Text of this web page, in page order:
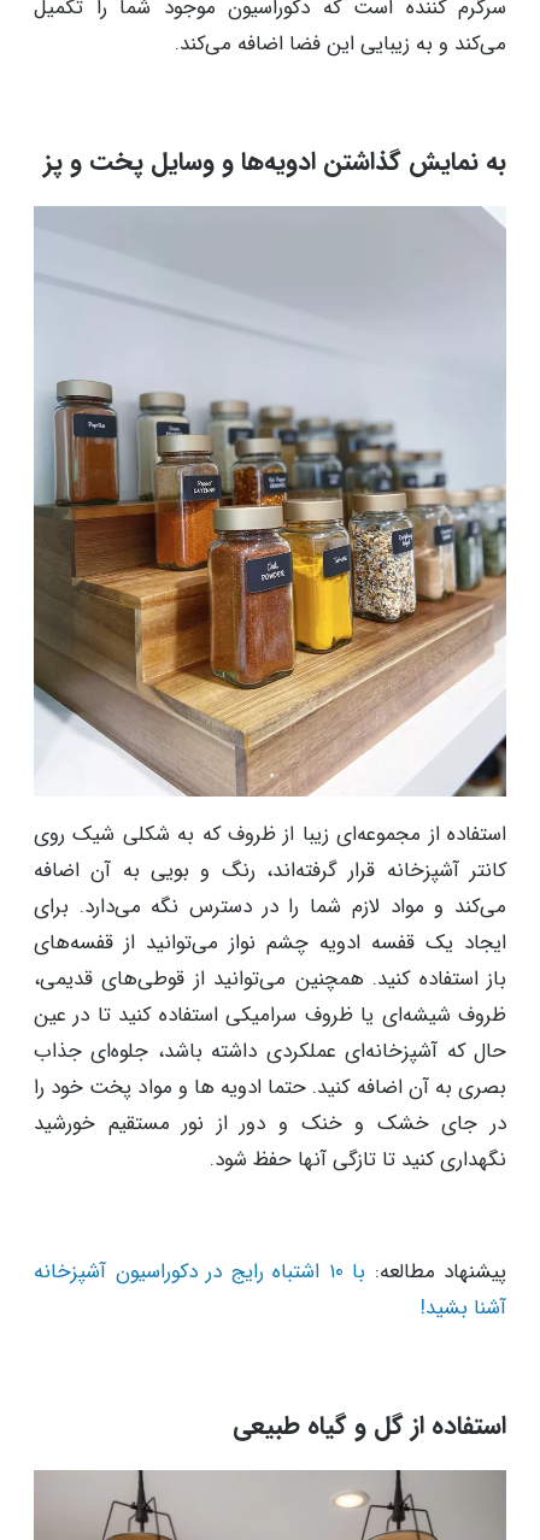
سرگرم کننده است که دکوراسیون موجود شما را تکمیل
می‌کند و به زیبایی این فضا اضافه می‌کند.
به نمایش گذاشتن ادویه‌ها و وسایل پخت و پز
استفاده از مجموعه‌ای زیبا از ظروف که به شکلی شیک روی
کانتر آشپزخانه قرار گرفته‌اند، رنگ و بویی به آن اضافه
می‌کند و مواد لازم شما را در دسترس نگه می‌دارد. برای
ایجاد یک قفسه ادویه چشم نواز می‌توانید از قفسه‌های
باز استفاده کنید. همچنین می‌توانید از قوطی‌های قدیمی،
ظروف شیشه‌ای یا ظروف سرامیکی استفاده کنید تا در عین
حال که آشپزخانه‌ای عملکردی داشته باشد، جلوه‌ای جذاب
بصری به آن اضافه کنید. حتما ادویه ها و مواد پخت خود را
در جای خشک و خنک و دور از نور مستقیم خورشید
نگهداری کنید تا تازگی آنها حفظ شود.
پیشنهاد مطالعه:
با ۱۰ اشتباه رایج در دکوراسیون آشپزخانه
آشنا بشید!
استفاده از گل و گیاه طبیعی